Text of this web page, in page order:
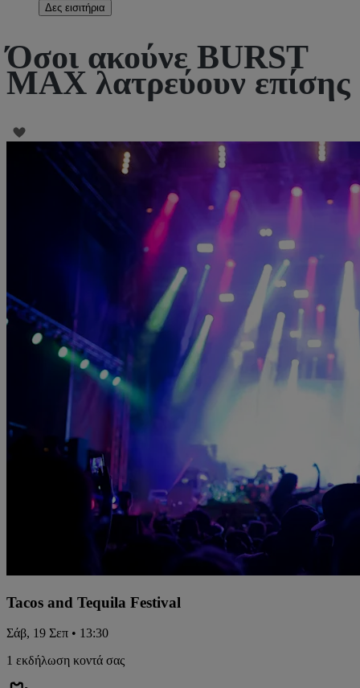
Δες εισιτήρια
Όσοι ακούνε BURST
MAX λατρεύουν επίσης
Tacos and Tequila Festival
Σάβ, 19 Σεπ • 13:30
1 εκδήλωση κοντά σας